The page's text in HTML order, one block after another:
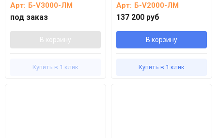
Арт: Б-V3000-ЛМ
под заказ
В корзину
Купить в 1 клик
Арт: Б-V2000-ЛМ
137 200 руб
В корзину
Купить в 1 клик